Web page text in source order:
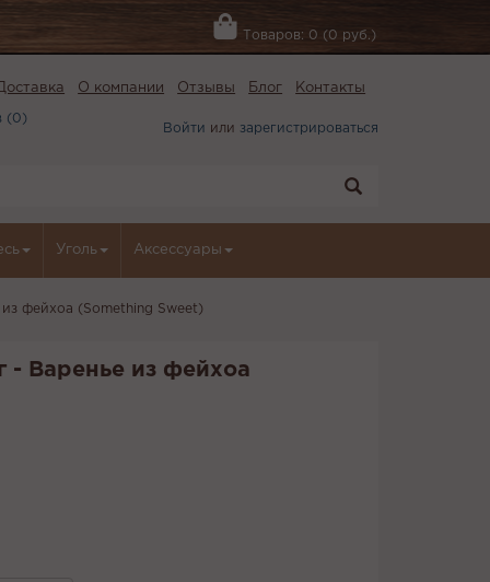
Товаров: 0 (0 руб.)
О компании Отзывы Блог Контакты
(0)
Войти или зарегистрироваться
Уголь Аксессуары
из фейхоа (Something Sweet)
- Варенье из фейхоа